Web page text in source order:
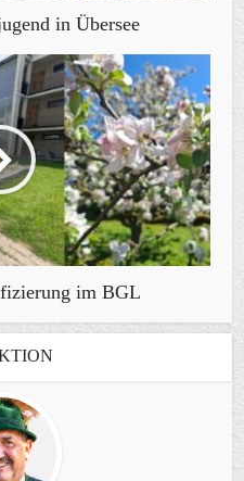
in Übersee
im BGL